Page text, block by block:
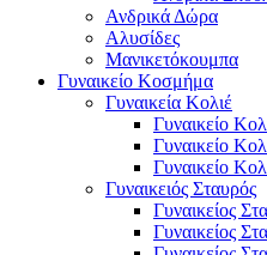
Ανδρικά Δώρα
Αλυσίδες
Μανικετόκουμπα
Γυναικείο Κοσμήμα
Γυναικεία Κολιέ
Γυναικείο
Γυναικείο
Γυναικείο
Γυναικειός Σταυρός
Γυναικείος
Γυναικείος